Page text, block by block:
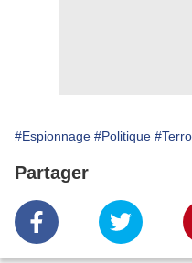
#Espionnage #Politique
Partager